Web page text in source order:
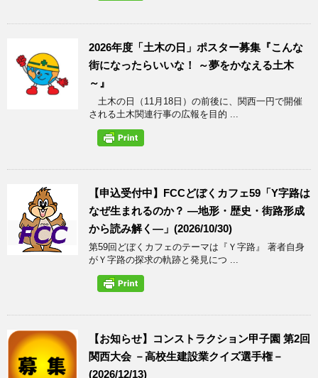
2026年度「土木の日」ポスター募集『こんな
街になったらいいな！ ～夢をかなえる土木
～』
土木の日（11月18日）の前後に、関西一円で開催
される土木関連行事の広報を目的 ...
【申込受付中】FCCどぼくカフェ59「Y字路は
なぜ生まれるのか？ ―地形・歴史・街路形成
から読み解く―」(2026/10/30)
第59回どぼくカフェのテーマは『Ｙ字路』 著者自身
がＹ字路の探求の軌跡と発見につ ...
【お知らせ】コンストラクション甲子園 第2回
関西大会 －高校生建設業クイズ選手権－
(2026/12/13)